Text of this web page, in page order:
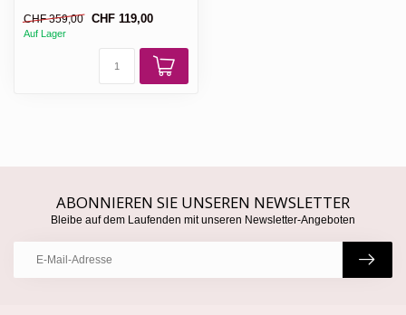
CHF 359,00
CHF 119,00
Auf Lager
ABONNIEREN SIE UNSEREN NEWSLETTER
Bleibe auf dem Laufenden mit unseren Newsletter-Angeboten